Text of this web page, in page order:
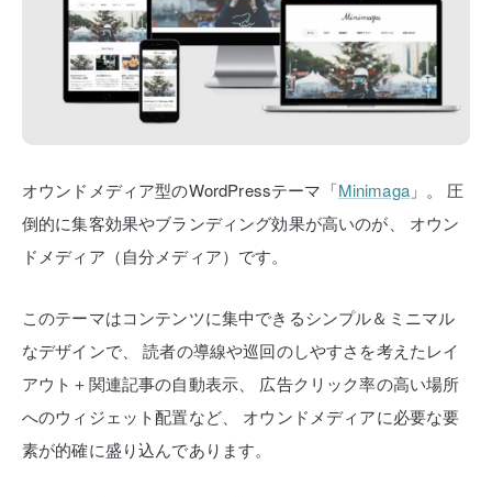
オウンドメディア型のWordPressテーマ「Minimaga」。
圧
倒的に集客効果やブランディング効果が高いのが、
オウン
ドメディア（自分メディア）です。
このテーマはコンテンツに集中できるシンプル＆ミニマル
なデザインで、
読者の導線や巡回のしやすさを考えたレイ
アウト＋関連記事の自動表示、
広告クリック率の高い場所
へのウィジェット配置など、
オウンドメディアに必要な要
素が的確に盛り込んであります。